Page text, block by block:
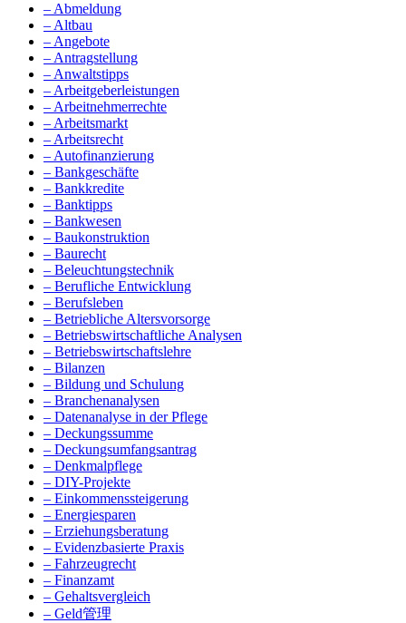
– Abmeldung
– Altbau
– Angebote
– Antragstellung
– Anwaltstipps
– Arbeitgeberleistungen
– Arbeitnehmerrechte
– Arbeitsmarkt
– Arbeitsrecht
– Autofinanzierung
– Bankgeschäfte
– Bankkredite
– Banktipps
– Bankwesen
– Baukonstruktion
– Baurecht
– Beleuchtungstechnik
– Berufliche Entwicklung
– Berufsleben
– Betriebliche Altersvorsorge
– Betriebswirtschaftliche Analysen
– Betriebswirtschaftslehre
– Bilanzen
– Bildung und Schulung
– Branchenanalysen
– Datenanalyse in der Pflege
– Deckungssumme
– Deckungsumfangsantrag
– Denkmalpflege
– DIY-Projekte
– Einkommenssteigerung
– Energiesparen
– Erziehungsberatung
– Evidenzbasierte Praxis
– Fahrzeugrecht
– Finanzamt
– Gehaltsvergleich
– Geld管理